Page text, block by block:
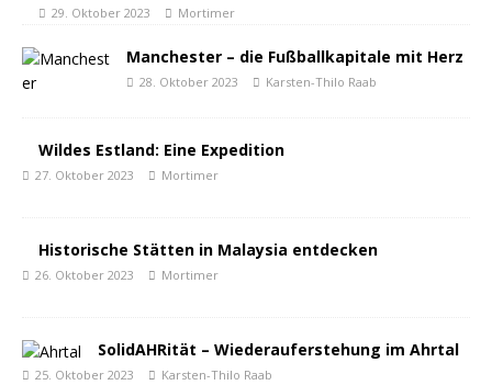
29. Oktober 2023 Mortimer
Manchester – die Fußballkapitale mit Herz
28. Oktober 2023 Karsten-Thilo Raab
Wildes Estland: Eine Expedition
27. Oktober 2023 Mortimer
Historische Stätten in Malaysia entdecken
26. Oktober 2023 Mortimer
SolidAHRität – Wiederauferstehung im Ahrtal
25. Oktober 2023 Karsten-Thilo Raab